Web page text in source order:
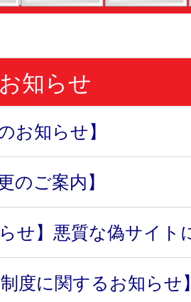
知らせ
お知らせ】
のご案内】
らせ】悪質な偽サイト
制度に関するお知らせ